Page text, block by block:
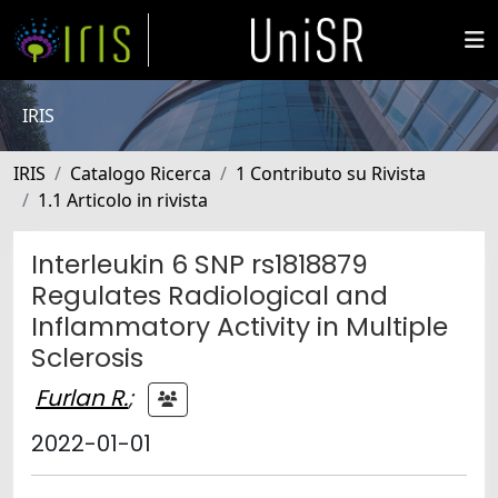
IRIS
IRIS Catalogo Ricerca
1 Contributo su Rivista
1.1 Articolo in rivista
Interleukin 6 SNP rs1818879
Regulates Radiological and
Inflammatory Activity in Multiple
Sclerosis
Furlan R.;
2022-01-01